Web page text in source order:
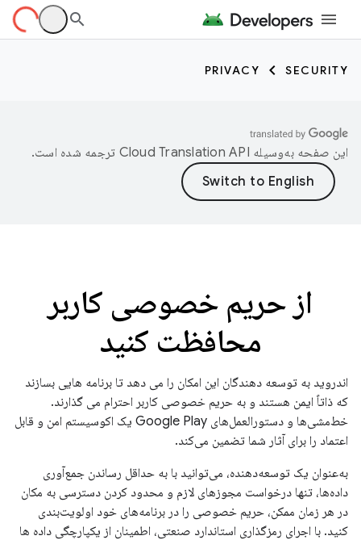
SECURITY
PRIVACY
این صفحه به‌وسیله ترجمه شده است.
از حریم خصوصی کاربر
محافظت کنید
اندروید به توسعه دهندگان این امکان را می دهد تا برنامه هایی بسازند
که ذاتاً ایمن هستند و به حریم خصوصی کاربر احترام می گذارند.
خط‌مشی‌ها و دستورالعمل‌های Google Play یک اکوسیستم امن و قابل
اعتماد را برای آثار شما تضمین می‌کند.
به‌عنوان یک توسعه‌دهنده، می‌توانید با به حداقل رساندن جمع‌آوری
داده‌ها، تنها درخواست مجوزهای لازم و محدود کردن دسترسی به مکان
در هر زمان ممکن، حریم خصوصی را در برنامه‌های خود اولویت‌بندی
کنید. با اجرای رمزگذاری استاندارد صنعتی، اطمینان از یکپارچگی داده ها